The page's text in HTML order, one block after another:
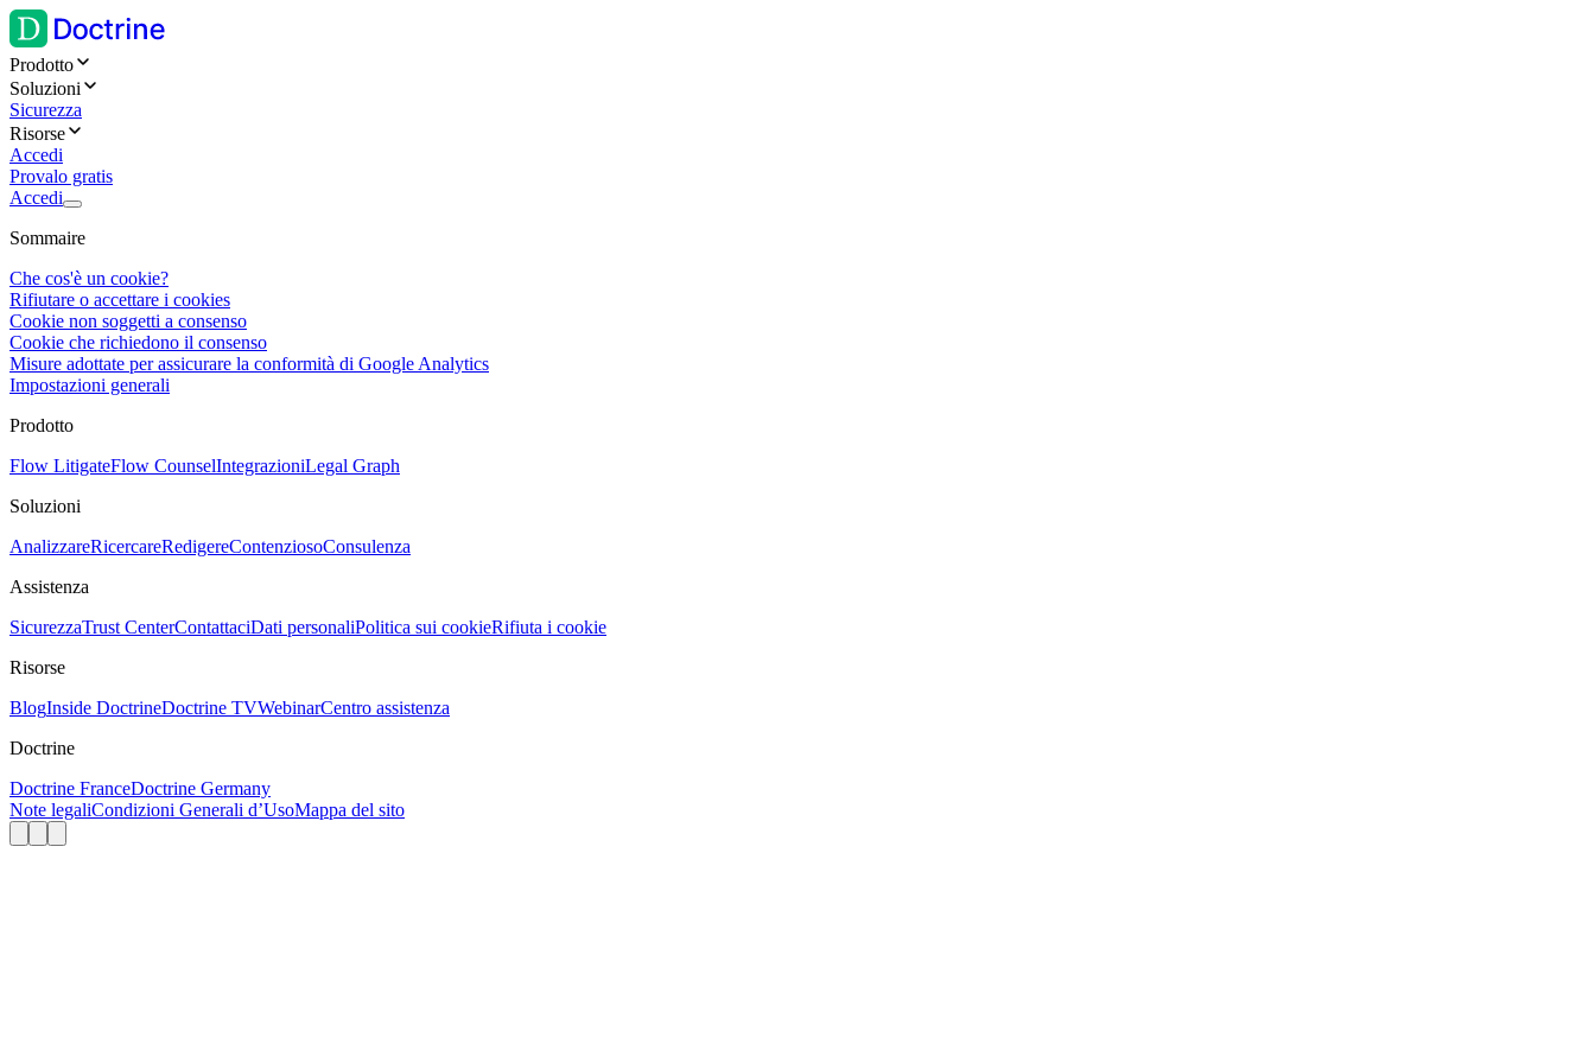
Prodotto
Soluzioni
Sicurezza
Risorse
Accedi
Provalo gratis
Accedi
Sommaire
Che cos'è un cookie?
Rifiutare o accettare i cookies
Cookie non soggetti a consenso
Cookie che richiedono il consenso
Misure adottate per assicurare la conformità di Google Analytics
Impostazioni generali
Prodotto
Flow LitigateFlow CounselIntegrazioniLegal Graph
Soluzioni
AnalizzareRicercareRedigereContenziosoConsulenza
Assistenza
SicurezzaTrust CenterContattaciDati personaliPolitica sui cookieRifiuta i cookie
Risorse
BlogInside DoctrineDoctrine TVWebinarCentro assistenza
Doctrine
Doctrine FranceDoctrine Germany
Note legaliCondizioni Generali d’UsoMappa del sito